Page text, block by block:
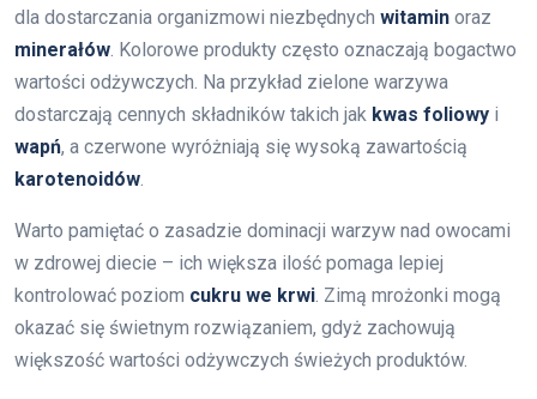
dla dostarczania organizmowi niezbędnych witamin oraz
minerałów. Kolorowe produkty często oznaczają bogactwo
wartości odżywczych. Na przykład zielone warzywa
dostarczają cennych składników takich jak kwas foliowy i
wapń, a czerwone wyróżniają się wysoką zawartością
karotenoidów.
Warto pamiętać o zasadzie dominacji warzyw nad owocami
w zdrowej diecie – ich większa ilość pomaga lepiej
kontrolować poziom cukru we krwi. Zimą mrożonki mogą
okazać się świetnym rozwiązaniem, gdyż zachowują
większość wartości odżywczych świeżych produktów.